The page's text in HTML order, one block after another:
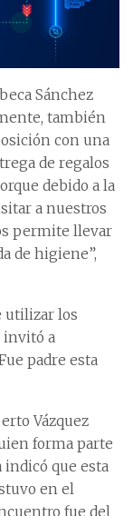
Sánchez
también
con una
de regalos
debido a la
a nuestros
permite llevar
de higiene”,
utilizar los
invitó a
padre esta
Vázquez
forma parte
indicó que esta
en el
fue del